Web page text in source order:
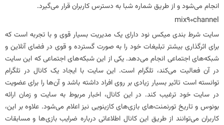
انجام می‌شود و از طریق شماره شبا به دسترس کاربران قرار می‌گیرد.
mix90channel
سایت شرط بندی میکس نود دارای یک مدیریت بسیار قوی و با تجربه است که
برای اثرگذاری بیشتر تبلیغات خود را به صورت گسترده و قوی در فضای آنلاین و
شبکه‌های اجتماعی انجام می‌دهد. یکی از این شبکه‌های اجتماعی که این سایت
در آن فعالیت می‌کند، تلگرام است. این سایت با ایجاد یک کانال در تلگرام
توانسته است تاثیر بسیار زیادی بر روی افراد داشته باشد و آن‌ها را برای عضویت
در سایت خود ترغیب کند. در این کانال، اخبار مربوط به سایت و زمان ارائه
بونوس و تاریخ تورنمنت‌های بازی‌های کازینویی نیز اعلام می‌شود. علاوه بر این،
کاربران می‌توانند از طریق این کانال اطلاعاتی درباره ضرایب بازی‌ها و مسابقات